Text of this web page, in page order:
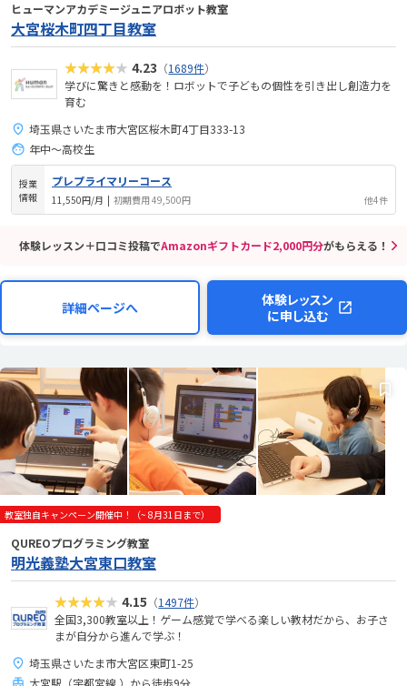
ヒューマンアカデミージュニアロボット教室
大宮桜木町四丁目教室
★★★★★ 4.23 （1689件）
学びに驚きと感動を！ロボットで子どもの個性を引き出し創造力を
育む
埼玉県さいたま市大宮区桜木町4丁目333-13
年中～高校生
授業
情報
プレプライマリーコース
11,550円/月 | 初期費用 49,500円 他4件
体験レッスン＋口コミ投稿でAmazonギフトカード2,000円分がもらえる！
詳細ページへ
体験レッスン
に申し込む
教室独自キャンペーン開催中！（~ 8月31日まで）
QUREOプログラミング教室
明光義塾大宮東口教室
★★★★★ 4.15 （1497件）
全国3,300教室以上！ゲーム感覚で学べる楽しい教材だから、お子さ
まが自分から進んで学ぶ！
埼玉県さいたま市大宮区東町1-25
大宮駅（宇都宮線 ）から徒歩9分